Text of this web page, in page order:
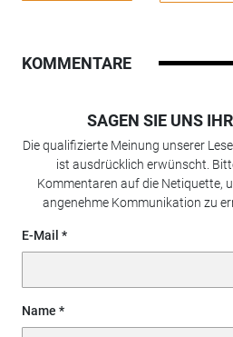
KOMMENTARE
SAGEN SIE UNS
Die qualifizierte Meinung unserer
ist ausdrücklich erwünscht.
Kommentaren auf die Netiquette,
angenehme Kommunikation zu
E-Mail
Name